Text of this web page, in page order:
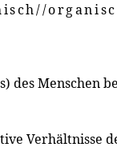
des Menschen
Verhältnisse